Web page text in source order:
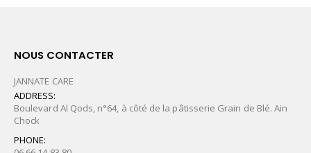
NOUS CONTACTER
JANNATE CARE
ADDRESS:
Boulevard Al Qods, n°64, à côté de la pâtisserie Grain de Blé. Ain
Chock
PHONE: